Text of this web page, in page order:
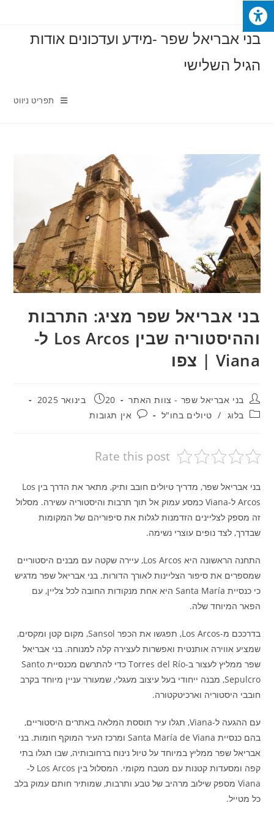
Skip
to
contentבני אבריאל שפר -מידע ועדכונים אודות
הגיל השלישי
תפריט ניווט
בני אבריאל שפר מציג: התרבות
וההיסטוריה שבין Los Arcos ל-
Viana | צפו
מחבר:בני אבריאל שפר - צוות האתר פורסם:
20 בינואר 2025
קטגוריה:
בלוג / טיולים בחו"ל תגובות:אין תגובות
Rate this post
בני אבריאל שפר, מדריך טיולים חובב ותיק, מתאר את הדרך בין Los
Arcos ל-Viana כמסע עמוק אל תוך תרבות והיסטוריה עשירה. מסלול
זה מספק לצליינים הזדמנות לגלות את סיפוריהם של המקומות
שבדרך, לצד נופים עוצרי נשימה.
התחנה הראשונה היא Los Arcos, עיירה שקטה עם מבנים היסטוריים
שמספרים את סיפור הצליינות לאורך הדורות. בני אבריאל שפר מדגיש
כי כנסיית Santa María היא אחת מנקודות החובה לכל צליין, עם
הפאר המיוחד שלה.
בדרככם מ-Los Arcos, תפגשו את הכפר Sansol, מקום קטן ומקסים,
שמציע אווירה אותנטית ואפשרות לעצירה קלה למנוחה. בני אבריאל
שפר ממליץ לעצור ב-Torres del Río כדי להתרשם מכנסיית Santo
Sepulcro, מבנה ייחודי בעל עיצוב מעגלי, שמעורר עניין מיוחד בקרב
חובבי היסטוריה וארכיטקטורה.
עם ההגעה ל-Viana, תגלו עיר תוססת המלאה באתרים היסטוריים,
בהם כנסיית Santa María de Viana ומרכז העיר המוקף חומות. בני
אבריאל שפר ממליץ במיוחד על טיול נינוח ברחובותיה, שבו תגלו בתי
קפה ומסעדות קטנות עם מטבח מקומי. המסלול בין Los Arcos ל-
Viana מספק שילוב מרהיב של טבע ותרבות, שמותיר חותם עמוק בלב
כל מטייל.